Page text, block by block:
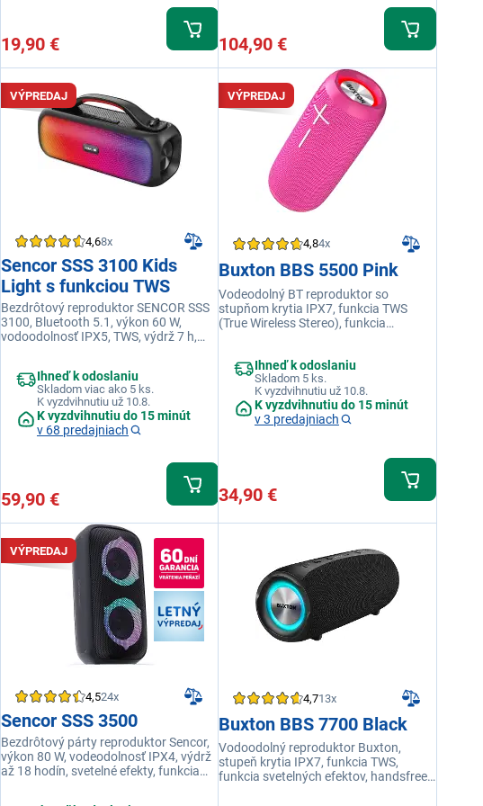
19,90 € 104,90 €
VÝPREDAJ
4,68x
Sencor SSS 3100 Kids
Light s funkciou TWS
Bezdrôtový reproduktor SENCOR SSS
3100, Bluetooth 5.1, výkon 60 W,
vodoodolnosť IPX5, TWS, výdrž 7 h,
Ihneď k odoslaniu
Skladom viac ako 5 ks.
K vyzdvihnutiu už 10.8.
K vyzdvihnutiu do 15 minút
v 68 predajniach
59,90 €
VÝPREDAJ
4,84x
Buxton BBS 5500 Pink
Vodeodolný BT reproduktor so
stupňom krytia IPX7, funkcia TWS
(True Wireless Stereo), funkcia
maximálny výkon BT reproduktoru pri
využití TWS: 40 W RMS
Ihneď k odoslaniu
Skladom 5 ks.
K vyzdvihnutiu už 10.8.
K vyzdvihnutiu do 15 minút
v 3 predajniach
34,90 €
VÝPREDAJ
4,524x
Sencor SSS 3500
Bezdrôtový párty reproduktor Sencor,
výkon 80 W, vodeodolnosť IPX4, výdrž
až 18 hodín, svetelné efekty, funkcia
4,713x
Buxton BBS 7700 Black
Vodoodolný reproduktor Buxton,
stupeň krytia IPX7, funkcia TWS,
funkcia svetelných efektov, handsfree,